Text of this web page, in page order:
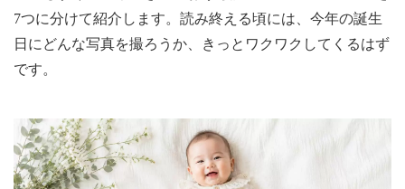
7つに分けて紹介します。読み終える頃には、今年の誕生
日にどんな写真を撮ろうか、きっとワクワクしてくるはず
です。